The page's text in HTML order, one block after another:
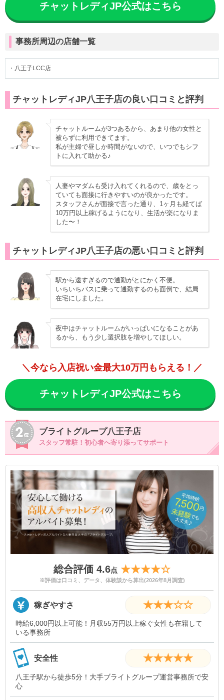
チャットレディJP公式はこちら
事務所周辺の店舗一覧
・八王子LCC店
チャットレディJP八王子店の良い口コミと評判
チャットルームが3つあるから、あまり他の女性と
被らずに利用できてます。
私が主婦で昼しか時間がないので、いつでもシフ
トに入れて助かる♪
人妻やマダムも受け入れてくれるので、歳をとっ
ていても面接に行きやすいのが良かったです。
スタッフさんが面接で言った通り、1ヶ月も経てば
10万円以上稼げるようになり、生活が楽になりま
した〜！
チャットレディJP八王子店の悪い口コミと評判
駅から遠すぎるので通勤がとにかく不便。
いちいちバスに乗って通勤するのも面倒で、結局
在宅にしました。
夜中はチャットルームがいっぱいになることがあ
るから、もう少し選択肢を増やしてほしい。
＼今なら入店祝い金最大10万円もらえる！／
チャットレディJP公式はこちら
ブライトグループ八王子店
スタッフ常駐！初心者へ寄り添ってサポート
総合評価 4.6点 ★★★★☆
※評価は口コミ、データ、体験談から算出(2026年8月調査)
稼ぎやすさ ★★★☆☆
時給6,000円以上可能！月収55万円以上稼ぐ女性も在籍して
いる事務所
安全性 ★★★★★
八王子駅から徒歩5分！大手ブライトグループ運営事務所で安
心